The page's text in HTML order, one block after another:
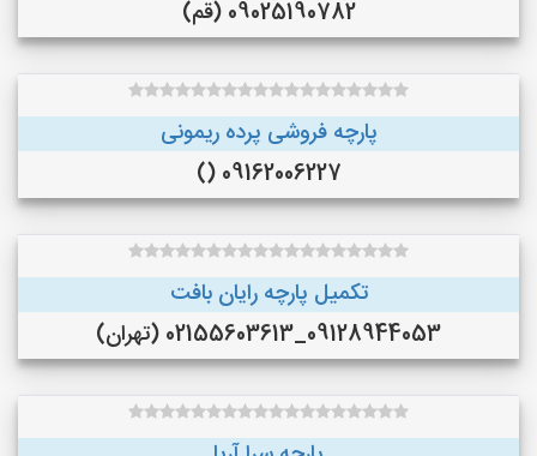
09025190782 (قم)
پارچه فروشی پرده ریمونی
09162006227 ()
تکمیل پارچه رایان بافت
09128944053_02155603613 (تهران)